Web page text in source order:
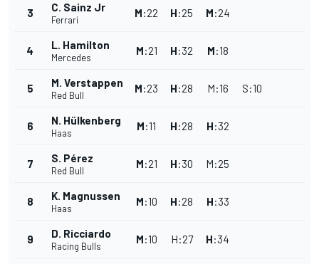
3 C. Sainz Jr
Ferrari
M:22 H:25 M:24
4 L. Hamilton
Mercedes
M:21 H:32 M:18
5 M. Verstappen
Red Bull
M:23 H:28 M:16 S:10
6 N. Hülkenberg
Haas
M:11 H:28 H:32
7 S. Pérez
Red Bull
M:21 H:30 M:25
8 K. Magnussen
Haas
M:10 H:28 H:33
9 D. Ricciardo
Racing Bulls
M:10 H:27 H:34